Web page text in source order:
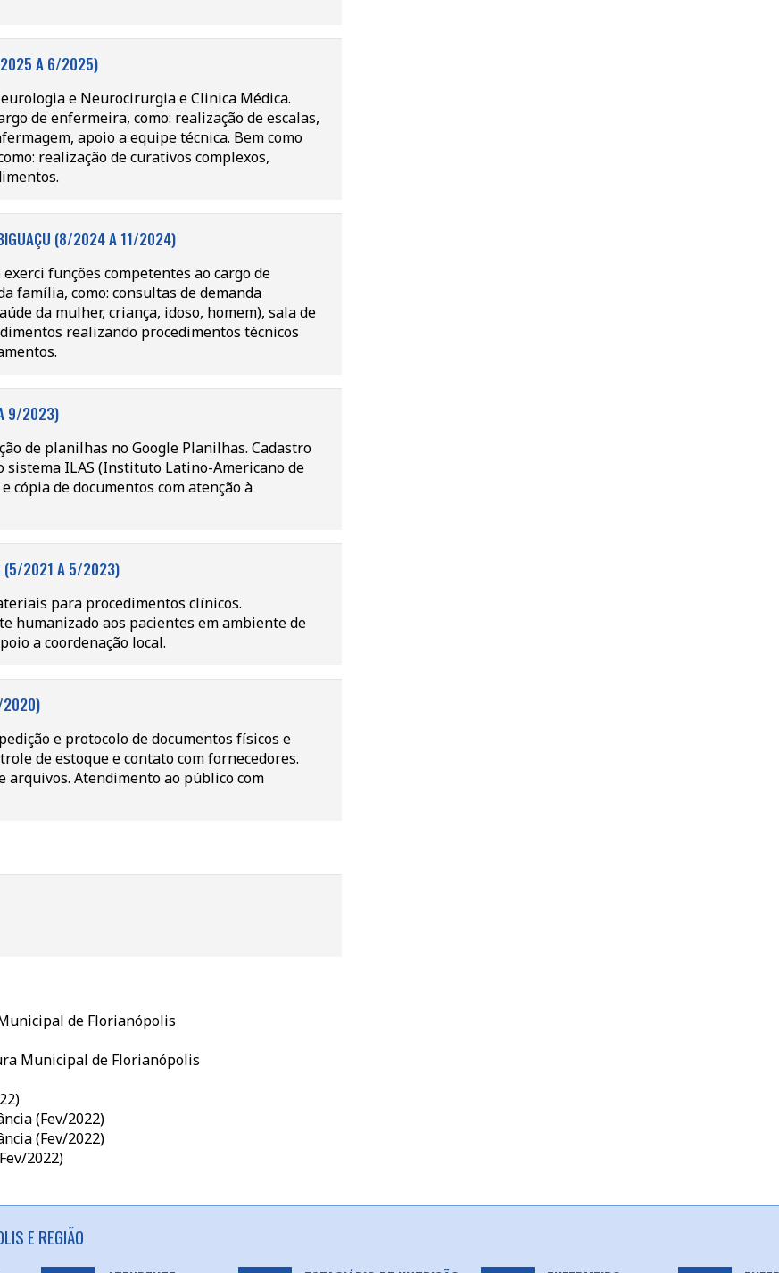
2025 A 6/2025)
e Neurocirurgia e Clinica Médica.
de enfermeira, como: realização de escalas,
apoio a equipe técnica. Bem como
realização de curativos complexos,
BIGUAÇU (8/2024 A 11/2024)
funções competentes ao cargo de
família, como: consultas de demanda
da mulher, criança, idoso, homem), sala de
realizando procedimentos técnicos
9/2023)
de planilhas no Google Planilhas. Cadastro
sistema ILAS (Instituto Latino-Americano de
cópia de documentos com atenção à
(5/2021 A 5/2023)
para procedimentos clínicos.
humanizado aos pacientes em ambiente de
a coordenação local.
2020)
e protocolo de documentos físicos e
de estoque e contato com fornecedores.
Atendimento ao público com
de Florianópolis
Municipal de Florianópolis
(Fev/2022)
(Fev/2022)
2022)
E REGIÃO